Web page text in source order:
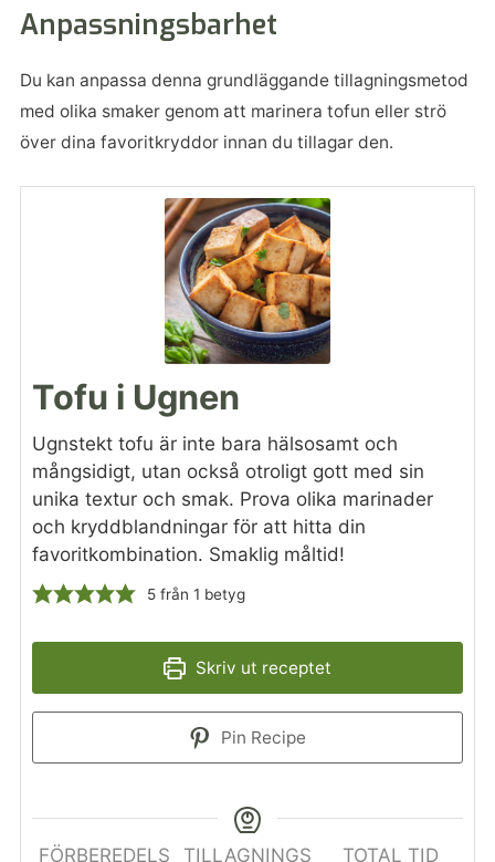
Anpassningsbarhet
Du kan anpassa denna grundläggande tillagningsmetod
med olika smaker genom att marinera tofun eller strö
över dina favoritkryddor innan du tillagar den.
Tofu i Ugnen
Ugnstekt tofu är inte bara hälsosamt och
mångsidigt, utan också otroligt gott med sin
unika textur och smak. Prova olika marinader
och kryddblandningar för att hitta din
favoritkombination. Smaklig måltid!
5 från 1 betyg
Skriv ut receptet
Pin Recipe
FÖRBEREDELS TILLAGNINGS TOTAL TID